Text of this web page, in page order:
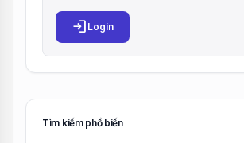
login Login
Tìm kiếm phổ biến